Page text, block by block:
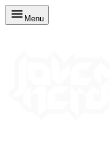
Menu